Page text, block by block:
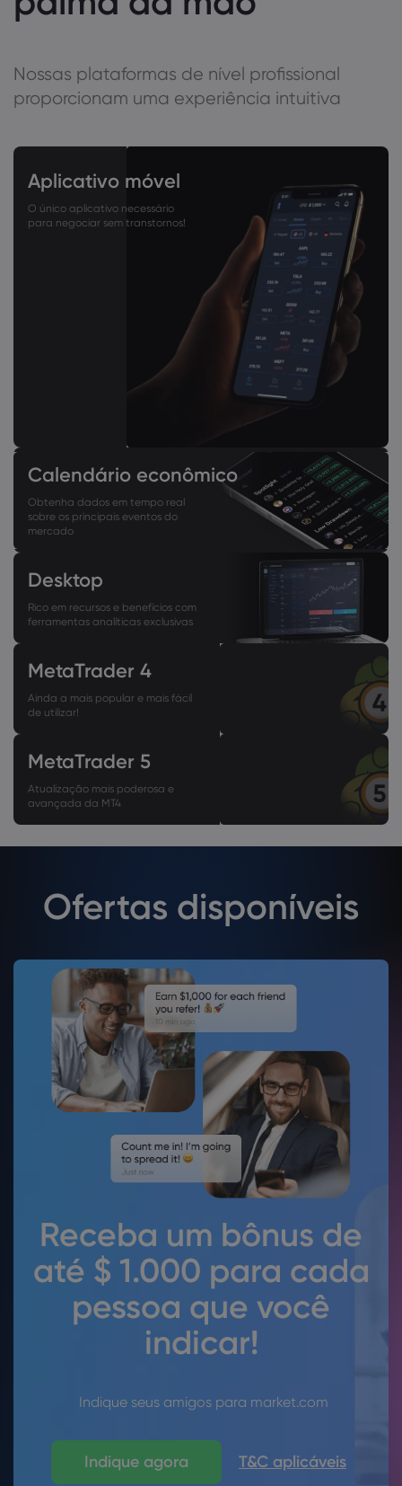
Nossas plataformas de nível profissional
proporcionam uma experiência intuitiva
Aplicativo móvel
O único aplicativo necessário
para negociar sem transtornos!
Calendário econômico
Obtenha dados em tempo real
sobre os principais eventos do
mercado
Desktop
Rico em recursos e benefícios com
ferramentas analíticas exclusivas
MetaTrader 4
Ainda a mais popular e mais fácil
de utilizar!
MetaTrader 5
Atualização mais poderosa e
avançada da MT4
Ofertas disponíveis
Receba um bônus de
até $ 1.000 para cada
pessoa que você
indicar!
Indique seus amigos para market.com
Indique agora T&C aplicáveis